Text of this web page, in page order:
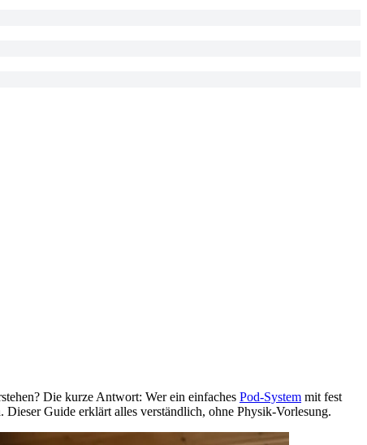
Die kurze Antwort: Wer ein einfaches Pod-System mit fest
Guide erklärt alles verständlich, ohne Physik-Vorlesung.